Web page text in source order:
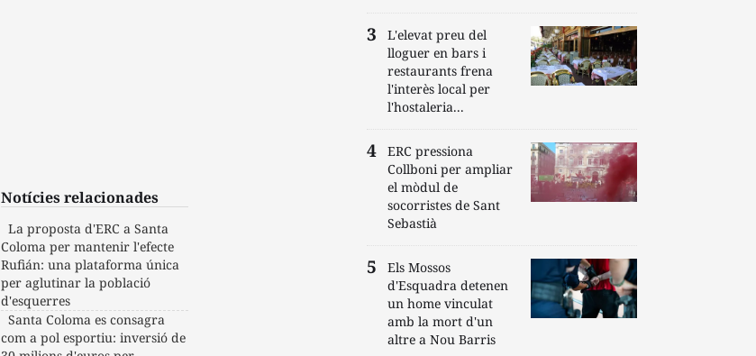
Notícies relacionades
La proposta d'ERC a Santa
Coloma per mantenir l'efecte
Rufián: una plataforma única
per aglutinar la població
d'esquerres
Santa Coloma es consagra
com a pol esportiu: inversió de
L'elevat preu del
lloguer en bars i
restaurants frena
l'interès local per
l'hostaleria...
ERC pressiona
Collboni per ampliar
el mòdul de
socorristes de Sant
Sebastià
Els Mossos
d'Esquadra detenen
un home vinculat
amb la mort d'un
altre a Nou Barris